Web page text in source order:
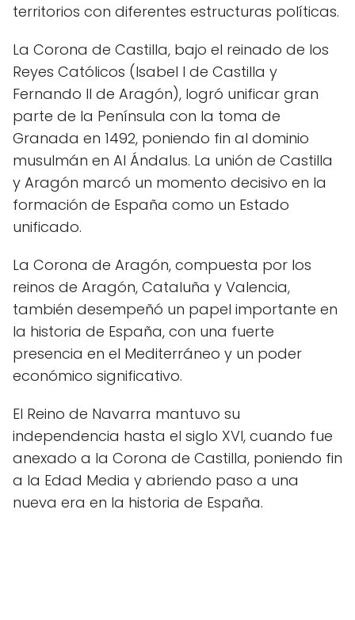
territorios con diferentes estructuras políticas.
La Corona de Castilla, bajo el reinado de los
Reyes Católicos (Isabel I de Castilla y
Fernando II de Aragón), logró unificar gran
parte de la Península con la toma de
Granada en 1492, poniendo fin al dominio
musulmán en Al Ándalus. La unión de Castilla
y Aragón marcó un momento decisivo en la
formación de España como un Estado
unificado.
La Corona de Aragón, compuesta por los
reinos de Aragón, Cataluña y Valencia,
también desempeñó un papel importante en
la historia de España, con una fuerte
presencia en el Mediterráneo y un poder
económico significativo.
El Reino de Navarra mantuvo su
independencia hasta el siglo XVI, cuando fue
anexado a la Corona de Castilla, poniendo fin
a la Edad Media y abriendo paso a una
nueva era en la historia de España.